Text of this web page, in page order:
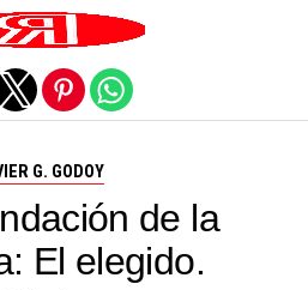
G. GODOY
de la
El elegido.
la versión móvil